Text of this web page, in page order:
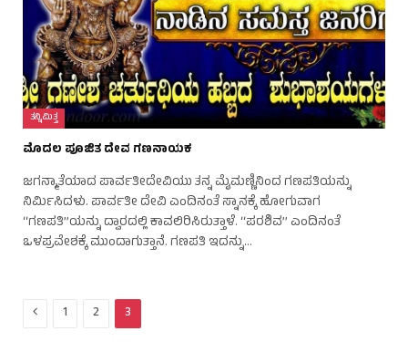
ತನ್ನಿಮಿತ್ತ
ಮೊದಲ ಪೂಜಿತ ದೇವ ಗಣನಾಯಕ
ಜಗನ್ಮಾತೆಯಾದ ಪಾರ್ವತೀದೇವಿಯು ತನ್ನ ಮೈಮಣ್ಣಿನಿಂದ ಗಣಪತಿಯನ್ನು
ನಿರ್ಮಿಸಿದಳು. ಪಾರ್ವತೀ ದೇವಿ ಎಂದಿನಂತೆ ಸ್ನಾನಕ್ಕೆ ಹೋಗುವಾಗ
‘‘ಗಣಪತಿ’’ಯನ್ನು ದ್ವಾರದಲ್ಲಿ ಕಾವಲಿರಿಸಿರುತ್ತಾಳೆ. ‘‘ಪರಶಿವ’’ ಎಂದಿನಂತೆ
ಒಳಪ್ರವೇಶಕ್ಕೆ ಮುಂದಾಗುತ್ತಾನೆ. ಗಣಪತಿ ಇದನ್ನು…
Previous
1 2 3